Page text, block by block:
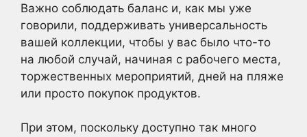
Важно соблюдать баланс и, как мы уже
говорили, поддерживать универсальность
вашей коллекции, чтобы у вас было что-то
на любой случай, начиная с рабочего места,
торжественных мероприятий, дней на пляже
или просто покупок продуктов.
При этом, поскольку доступно так много